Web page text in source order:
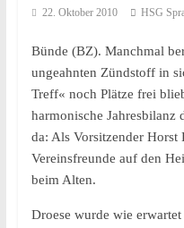
22. Oktober 2010 HSG
Bünde (BZ). Manchmal
ungeahnten Zündstoff in
Treff« noch Plätze frei
harmonische Jahresbilanz
da: Als Vorsitzender Horst
Vereinsfreunde auf den
beim Alten.
Droese wurde wie